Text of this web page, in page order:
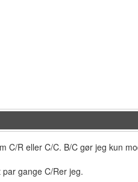
R eller C/C. B/C gør jeg kun
gange C/Rer jeg.